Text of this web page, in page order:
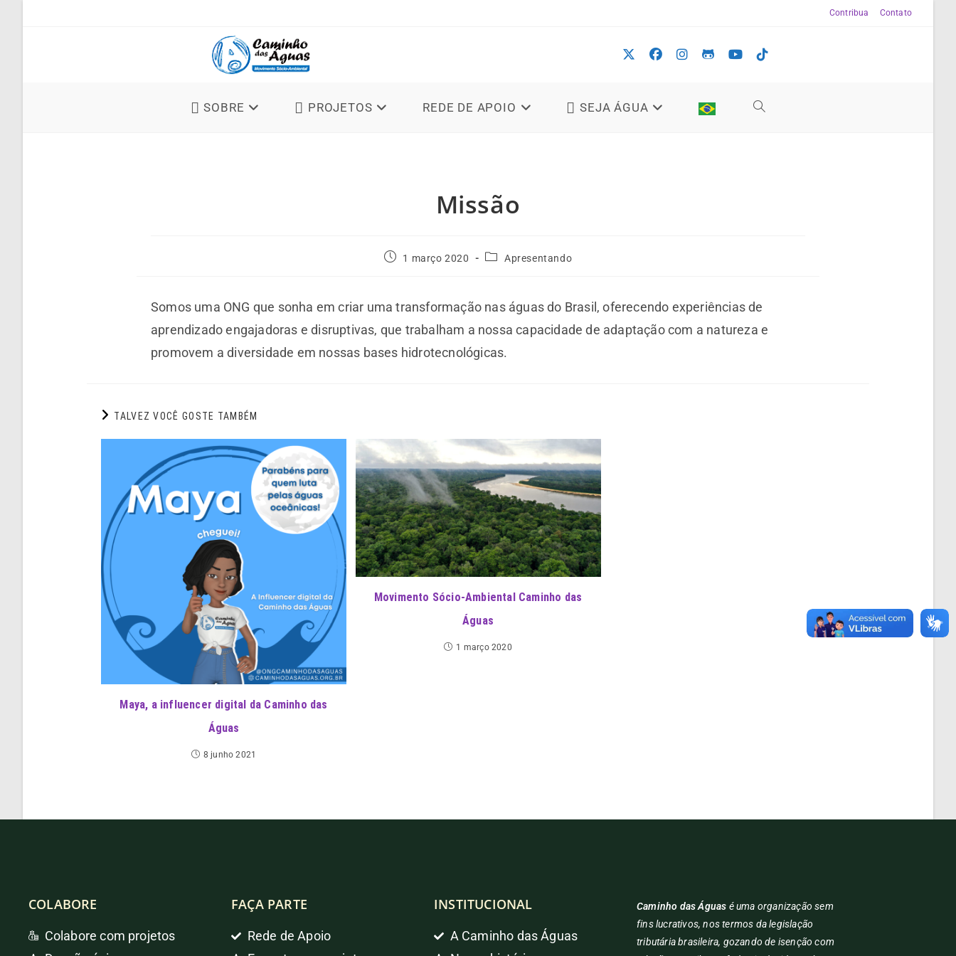
Contribua Contato
SOBRE PROJETOS REDE DE APOIO SEJA ÁGUA
Missão
1 março 2020 Apresentando
Somos uma ONG que sonha em criar uma transformação nas águas do Brasil, oferecendo experiências de
aprendizado engajadoras e disruptivas, que trabalham a nossa capacidade de adaptação com a natureza e
promovem a diversidade em nossas bases hidrotecnológicas.
TALVEZ VOCÊ GOSTE TAMBÉM
Maya, a influencer digital da Caminho das
Águas
8 junho 2021
Movimento Sócio-Ambiental Caminho das
Águas
1 março 2020
COLABORE
Colabore com projetos
FAÇA PARTE
Rede de Apoio
INSTITUCIONAL
A Caminho das Águas
Caminho das Águas é uma organização sem
fins lucrativos, nos termos da legislação
tributária brasileira, gozando de isenção com